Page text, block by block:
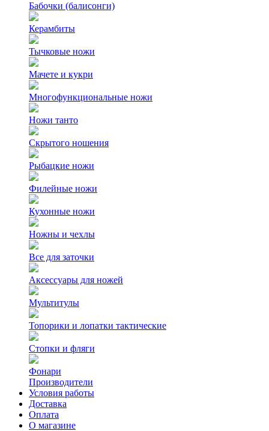
Бабочки (балисонги)
Керамбиты
Тычковые ножи
Мачете и кукри
Многофункциональные ножи
Ножи танто
Скрытого ношения
Рыбацкие ножи
Филейные ножи
Кухонные ножи
Ножны и чехлы
Все для заточки
Аксессуары для ножей
Мультитулы
Топорики и лопатки тактические
Стопки и фляги
Фонари
Производители
Условия работы
Доставка
Оплата
О магазине